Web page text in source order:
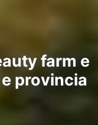
farm e
provincia